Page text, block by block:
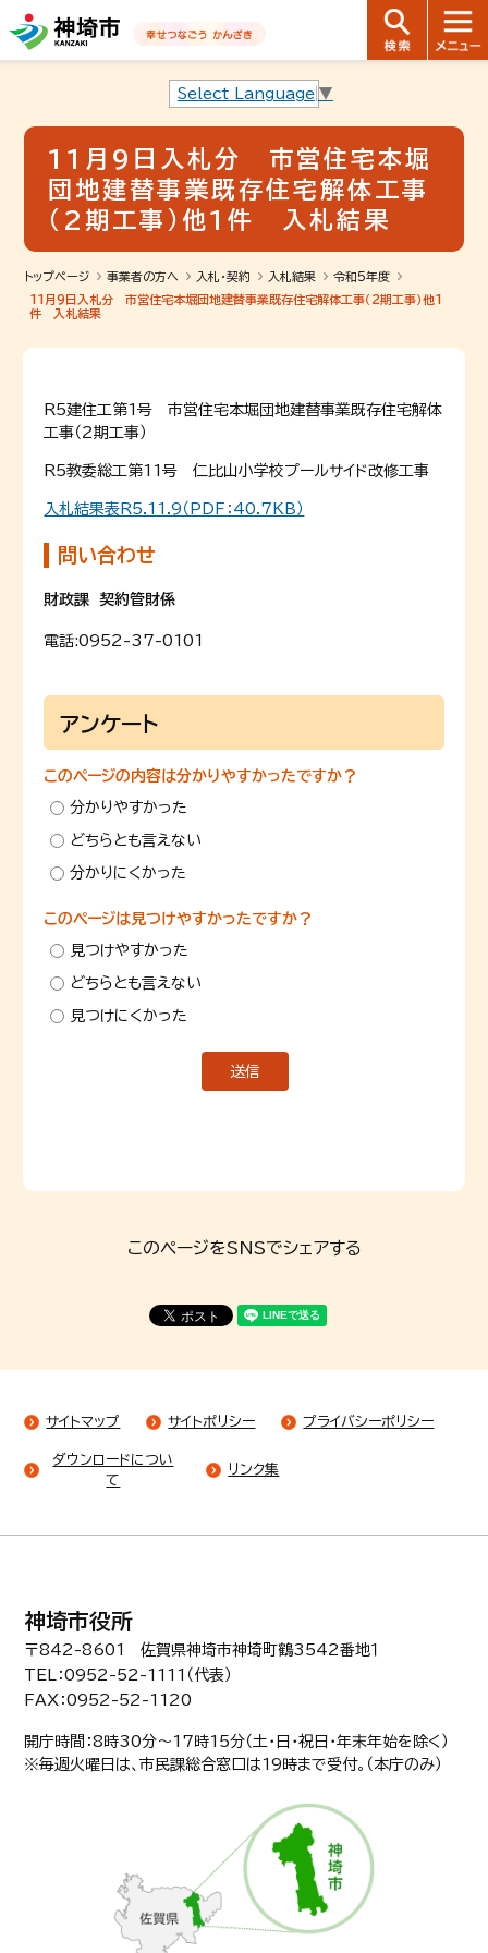
音声読み上げ用ナビゲーションです。
本文へ移動します
ページ最後（フッター）へ移動します
音声読み上げ用ナビゲーションはここまでです。
Select Language ▼
11月9日入札分 市営住宅本堀
団地建替事業既存住宅解体工事
（2期工事）他1件 入札結果
トップページ 事業者の方へ 入札・契約 入札結果
令和5年度
11月9日入札分 市営住宅本堀団地建替事業既存住宅解体工事（2期工事）他1
件 入札結果
R5建住工第1号 市営住宅本堀団地建替事業既存住宅解体
工事（2期工事）
R5教委総工第11号 仁比山小学校プールサイド改修工事
入札結果表R5.11.9（PDF：40.7KB）
問い合わせ
財政課 契約管財係
電話:0952-37-0101
アンケート
このページの内容は分かりやすかったですか？
分かりやすかった
どちらとも言えない
分かりにくかった
このページは見つけやすかったですか？
見つけやすかった
どちらとも言えない
見つけにくかった
このページをSNSでシェアする
サイトマップ サイトポリシー プライバシーポリシー
ダウンロードについ
て
リンク集
神埼市役所
〒842-8601 佐賀県神埼市神埼町鶴3542番地１
TEL：0952-52-1111（代表）
FAX：0952-52-1120
開庁時間：8時30分〜17時15分（土・日・祝日・年末年始を除く）
※毎週火曜日は、市民課総合窓口は19時まで受付。（本庁のみ）